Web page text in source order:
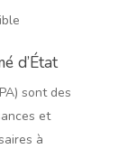
d’État
sont des
et
à